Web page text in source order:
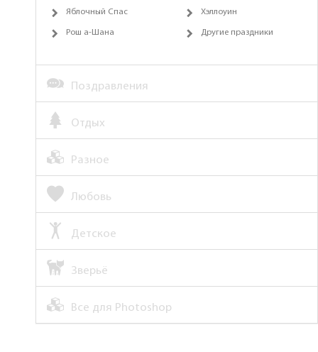
Яблочный Спас Хэллоуин
Рош а-Шана Другие праздники
Поздравления
Отдых
Разное
Любовь
Детское
Зверьё
Все для Photoshop